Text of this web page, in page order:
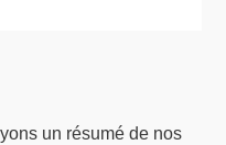
un résumé de nos